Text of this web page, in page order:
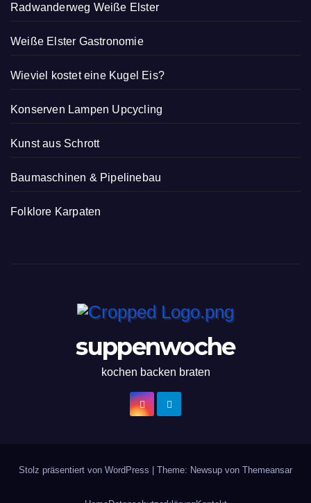
Radwanderweg Weiße Elster
Weiße Elster Gastronomie
Wieviel kostet eine Kugel Eis?
Konserven Lampen Upcycling
Kunst aus Schrott
Baumaschinen & Pipelinebau
Folklore Karpaten
suppenwoche
kochen backen braten
Stolz präsentiert von WordPress Theme: Newsup von Themeansar